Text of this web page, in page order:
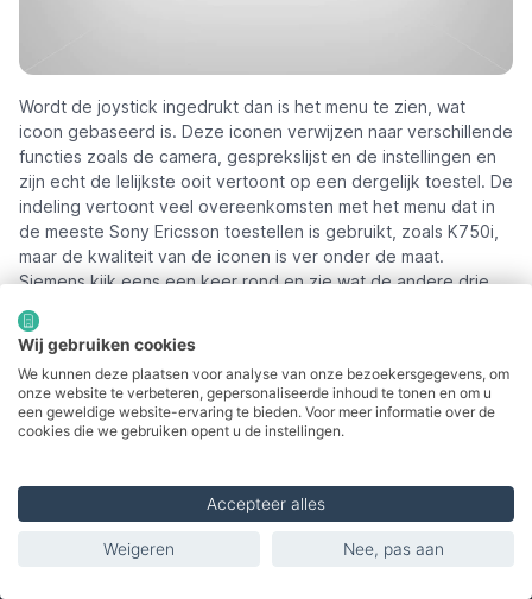
Wordt de joystick ingedrukt dan is het menu te zien, wat
icoon gebaseerd is. Deze iconen verwijzen naar verschillende
functies zoals de camera, gesprekslijst en de instellingen en
zijn echt de lelijkste ooit vertoont op een dergelijk toestel. De
indeling vertoont veel overeenkomsten met het menu dat in
de meeste Sony Ericsson toestellen is gebruikt, zoals K750i,
maar de kwaliteit van de iconen is ver onder de maat.
Siemens kijk eens een keer rond en zie wat de andere drie
grote fabrikanten doen.
Wij gebruiken cookies
We kunnen deze plaatsen voor analyse van onze bezoekersgegevens, om
onze website te verbeteren, gepersonaliseerde inhoud te tonen en om u
een geweldige website-ervaring te bieden. Voor meer informatie over de
cookies die we gebruiken opent u de instellingen.
Accepteer alles
Weigeren Nee, pas aan